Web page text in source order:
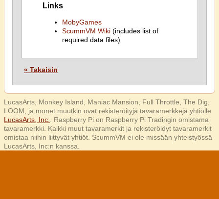
Links
MobyGames
ScummVM Wiki(includes list of
required data files)
« Takaisin
LucasArts, Monkey Island, Maniac Mansion, Full Throttle, The Dig,
LOOM, ja monet muutkin ovat rekisteröityjä tavaramerkkejä yhtiölle
LucasArts, Inc.
. Raspberry Pi on Raspberry Pi Tradingin omistama
tavaramerkki. Kaikki muut tavaramerkit ja rekisteröidyt tavaramerkit
omistaa niihin liittyvät yhtiöt. ScummVM ei ole missään yhteistyössä
LucasArts, Inc:n kanssa.